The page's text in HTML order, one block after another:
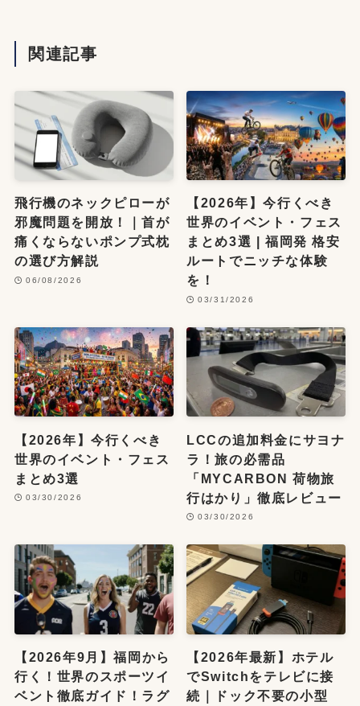
関連記事
飛行機のネックピローが
邪魔問題を開放！｜首が
痛くならないポンプ式枕
の選び方解説
06/08/2026
【2026年】今行くべき
世界のイベント・フェス
まとめ3選 | 福岡発 格安
ルートでニッチな体験
を！
03/31/2026
【2026年】今行くべき
世界のイベント・フェス
まとめ3選
03/30/2026
LCCの追加料金にサヨナ
ラ！旅の必需品
「MYCARBON 荷物旅
行はかり」徹底レビュー
03/30/2026
【2026年9月】福岡から
行く！世界のスポーツイ
ベント徹底ガイド！ラグ
【2026年最新】ホテル
でSwitchをテレビに接
続｜ドック不要の小型